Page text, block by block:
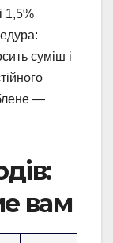
1,5%
суміш і
—
вам